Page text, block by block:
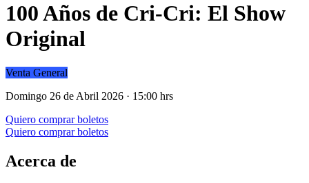
100 Años de Cri-Cri: El Show
Original
Venta General
Domingo 26 de Abril 2026 · 15:00 hrs
Quiero comprar boletos
Quiero comprar boletos
Acerca de